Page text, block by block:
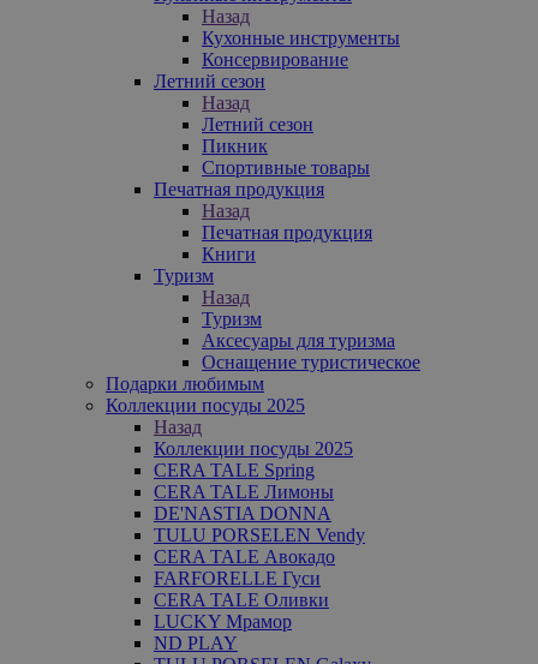
Назад
Кухонные инструменты
Консервирование
Летний сезон
Назад
Летний сезон
Пикник
Спортивные товары
Печатная продукция
Назад
Печатная продукция
Книги
Туризм
Назад
Туризм
Аксесуары для туризма
Оснащение туристическое
Подарки любимым
Коллекции посуды 2025
Назад
Коллекции посуды 2025
CERA TALE Spring
CERA TALE Лимоны
DE'NASTIA DONNA
TULU PORSELEN Vendy
CERA TALE Авокадо
FARFORELLE Гуси
CERA TALE Оливки
LUCKY Мрамор
ND PLAY